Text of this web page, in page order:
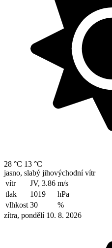
28 °C 13 °C
jasno, slabý jihovýchodní vítr
vítr
JV, 3.86 m/s
tlak
1019
hPa
vlhkost 30
%
zítra, pondělí 10. 8. 2026